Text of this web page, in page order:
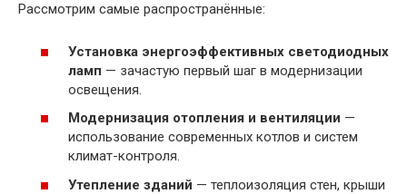
Рассмотрим самые распространённые:
Установка энергоэффективных светодиодных
ламп — зачастую первый шаг в модернизации
освещения.
Модернизация отопления и вентиляции —
использование современных котлов и систем
климат-контроля.
Утепление зданий — теплоизоляция стен, крыши